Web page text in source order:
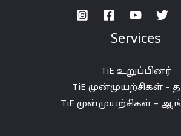
Services
TiE உறுப்பினர்
TiE முன்முயற்சிகள் –
TiE முன்முயற்சிகள் –